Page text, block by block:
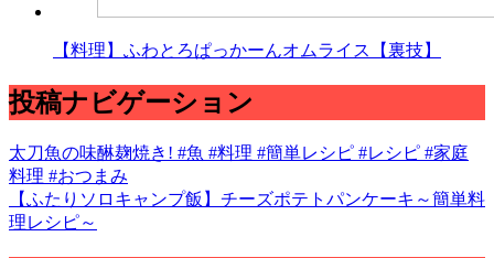
【料理】ふわとろぱっかーんオムライス【裏技】
投稿ナビゲーション
太刀魚の味醂麹焼き! #魚 #料理 #簡単レシピ #レシピ #家庭
料理 #おつまみ
【ふたりソロキャンプ飯】チーズポテトパンケーキ～簡単料
理レシピ～